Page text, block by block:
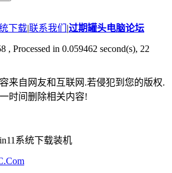
下载|联系我们 |过期罐头电脑论坛
, Processed in 0.059462 second(s), 22
来自网友和互联网.若侵犯到您的版权.
时间删除相关内容!
系统下载装机